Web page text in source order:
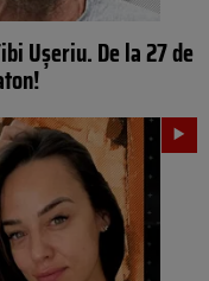
Ușeriu. De la 27 de